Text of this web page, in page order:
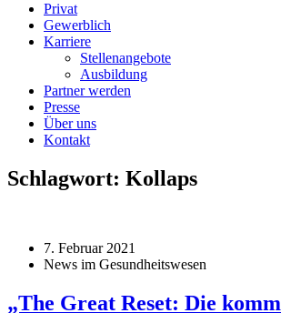
Privat
Gewerblich
Karriere
Stellenangebote
Ausbildung
Partner werden
Presse
Über uns
Kontakt
Schlagwort: Kollaps
7. Februar 2021
News im Gesundheitswesen
„The Great Reset: Die